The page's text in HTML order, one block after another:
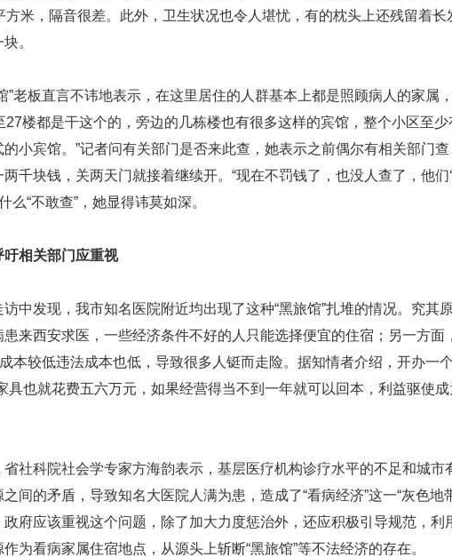
方米，隔音很差。此外，卫生状况也令人堪忧，有的枕头上还残留着长
。
板直言不讳地表示，在这里居住的人群基本上都是照顾病人的家属
27楼都是干这个的，旁边的几栋楼也有很多这样的宾馆，整个小区至少
小宾馆。”记者问有关部门是否来此查，她表示之前偶尔有相关部门查
千块钱，关两天门就接着继续开。“现在不罚钱了，也没人查了，他们
么“不敢查”，她显得讳莫如深。
吁相关部门应重视
发现，我市知名医院附近均出现了这种“黑旅馆”扎堆的情况。究其原
来西安求医，一些经济条件不好的人只能选择便宜的住宿；另一方面
成本较低违法成本也低，导致很多人铤而走险。据知情者介绍，开办一
具也就花费五六万元，如果经营得当不到一年就可以回本，利益驱使成
科院社会学专家方海韵表示，基层医疗机构诊疗水平的不足和城市
间的矛盾，导致知名大医院人满为患，造成了“看病经济”这一“灰色地
府应该重视这个问题，除了加大力度惩治外，还应积极引导规范，利
为看病家属住宿地点，从源头上斩断“黑旅馆”等不法经济的存在。